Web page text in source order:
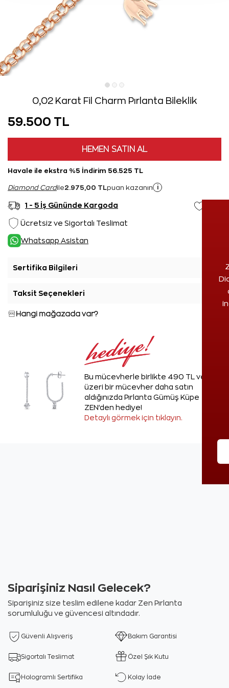
0,02 Karat Fil Charm Pırlanta Bileklik
59.500 TL
HEMEN SATIN AL
Havale ile ekstra %5 İndirim 56.525 TL
Diamond Cardile2.975,00 TL puan kazanın i
1 - 5 İş Gününde Kargoda
Ücretsiz ve Sigortalı Teslimat
Whatsapp Asistan
Sertifika Bilgileri
Taksit Seçenekleri
Hangi mağazada var?
Bu mücevherle birlikte 490 TL ve
üzeri bir mücevher daha satın
aldığınızda Pırlanta Gümüş Küpe
ZEN'den hediye!
Detaylı görmek için tıklayın.
Siparişiniz Nasıl Gelecek?
Siparişiniz size teslim edilene kadar Zen Pırlanta
sorumluluğu ve güvencesi altındadır.
Güvenli Alışveriş Bakım Garantisi
Sigortalı Teslimat Özel Şık Kutu
Hologramlı Sertifika Kolay İade